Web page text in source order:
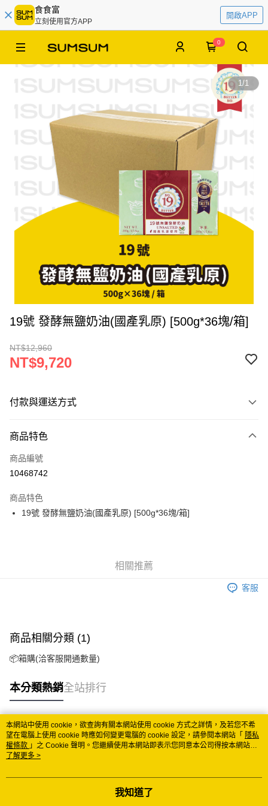
食食富
立刻使用官方APP
開啟APP
0
1/1
19號 發酵無鹽奶油(國產乳原) [500g*36塊/箱]
NT$12,960
NT$9,720
付款與運送方式
信用卡一次付款
LINE Pay
街口支付
每筆NT$200
冷藏宅配
每筆NT$225
付款後門市自取 (冷藏)
商品特色
商品編號
10468742
商品特色
19號 發酵無鹽奶油(國產乳原) [500g*36塊/箱]
相關推薦
客服
商品相關分類 (1)
📦箱購(洽客服開通數量)
本分類熱銷全站排行
熱門標籤
本網站中使用 cookie，欲查詢有關本網站使用 cookie 方式之詳情，及若您不希
望在電腦上使用 cookie 時應如何變更電腦的 cookie 設定，請參閱本網站「 隱私
權條款 」之 Cookie 聲明。您繼續使用本網站即表示您同意本公司得按本網站使
用條款之 Cookie 聲明使用 cookie。
了解更多 >
我知道了